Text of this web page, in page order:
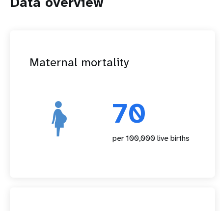
Maternal mortality
70
per 100,000 live births